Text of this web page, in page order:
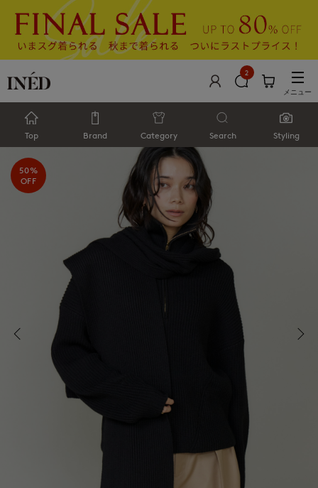
2
メニュー
Top Brand Category Search Styling
50%
OFF